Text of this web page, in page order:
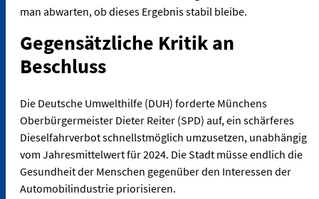
man abwarten, ob dieses Ergebnis stabil bleibe.
Gegensätzliche Kritik an
Beschluss
Die Deutsche Umwelthilfe (DUH) forderte Münchens
Oberbürgermeister Dieter Reiter (SPD) auf, ein schärferes
Dieselfahrverbot schnellstmöglich umzusetzen, unabhängig
vom Jahresmittelwert für 2024. Die Stadt müsse endlich die
Gesundheit der Menschen gegenüber den Interessen der
Automobilindustrie priorisieren.